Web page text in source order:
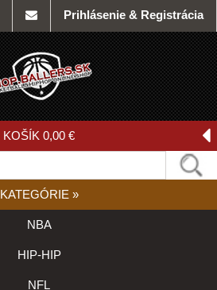
Prihlásenie & Registrácia
KOŠÍK 0,00 €
KATEGÓRIE »
NBA
HIP-HIP
NFL